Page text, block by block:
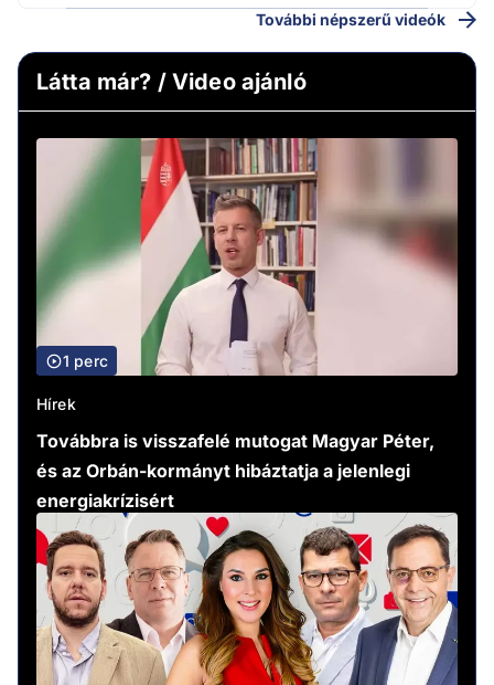
További népszerű videók
Látta már? / Video ajánló
1 perc
Hírek
Továbbra is visszafelé mutogat Magyar Péter,
és az Orbán-kormányt hibáztatja a jelenlegi
energiakrízisért